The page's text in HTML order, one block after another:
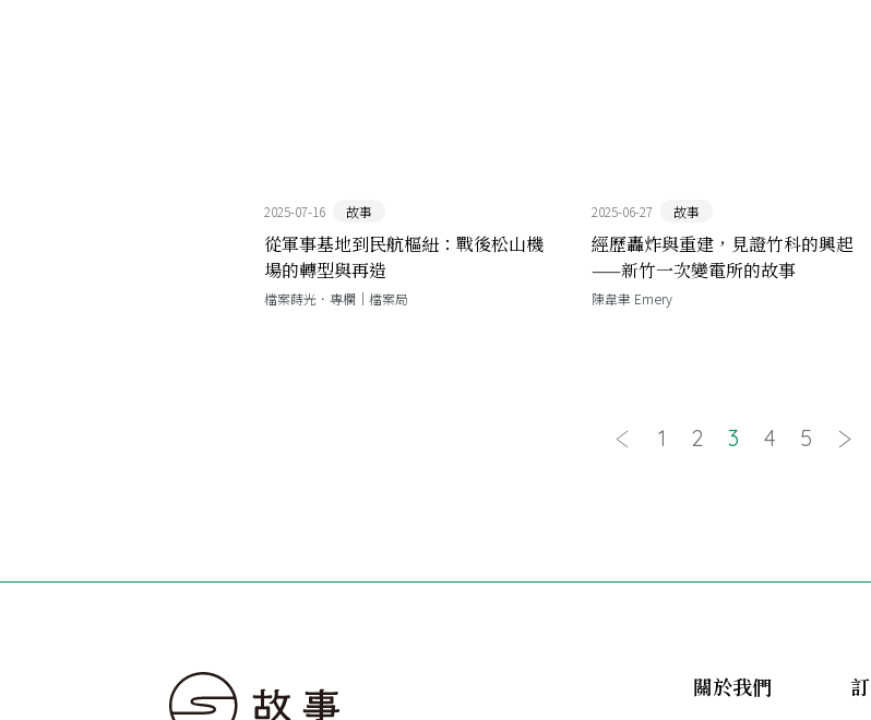
2025-07-16 故事
從軍事基地到民航樞紐：戰後松山機
場的轉型與再造
檔案蒔光．專欄｜檔案局
2025-06-27 故事
經歷轟炸與重建，見證竹科的興起
——新竹一次變電所的故事
陳韋聿 Emery
1 2 3 4 5
關於我們